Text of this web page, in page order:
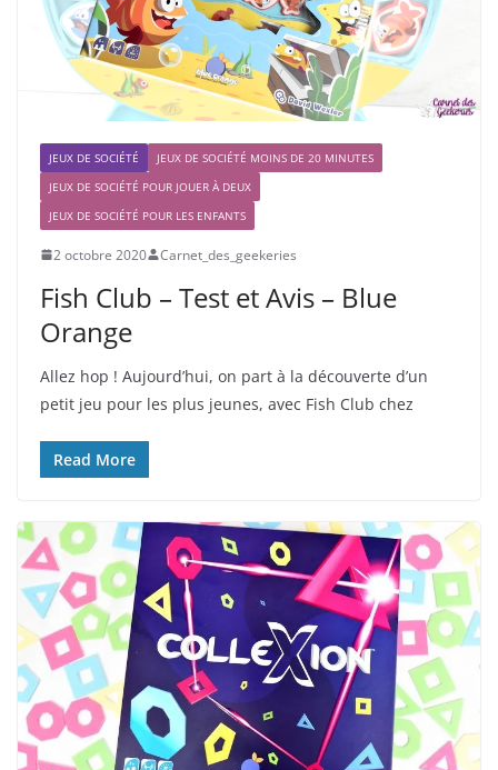
JEUX DE SOCIÉTÉ
JEUX DE SOCIÉTÉ MOINS DE 20 MINUTES
JEUX DE SOCIÉTÉ POUR JOUER À DEUX
JEUX DE SOCIÉTÉ POUR LES ENFANTS
2 octobre 2020 Carnet_des_geekeries
Fish Club – Test et Avis – Blue
Orange
Allez hop ! Aujourd’hui, on part à la découverte d’un
petit jeu pour les plus jeunes, avec Fish Club chez
Read More